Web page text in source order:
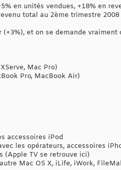
en unités vendues, +18% en
total au 2ème trimestre
et on se demande vraiment
Mac Pro)
Pro, MacBook Air)
accessoires iPod
les opérateurs, accessoires
(Apple TV se retrouve ici)
Mac OS X, iLife, iWork,